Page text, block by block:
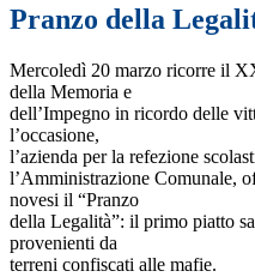
Pranzo della
Mercoledì 20 marzo ricorre il
della Memoria e
dell’Impegno in ricordo delle
l’occasione,
l’azienda per la refezione
l’Amministrazione Comunale,
novesi il “Pranzo
della Legalità”: il primo piatto
provenienti da
terreni confiscati alle mafie.